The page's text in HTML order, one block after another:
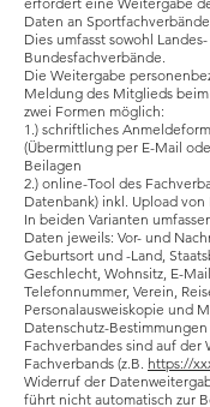
Daten an
Dies umfasst sowohl Landes-
Bundesfachverbände.
Die Weitergabe
Meldung des Mitglieds
zwei Formen möglich:
1.) schriftliches
(Übermittlung per E-Mail
Beilagen
2.) online-Tool des
Datenbank) inkl. Upload von
In beiden Varianten
Daten jeweils: Vor- und
Geburtsort und -Land,
Geschlecht, Wohnsitz, E-
Telefonnummer, Verein,
Personalausweiskopie und
Datenschutz-
Fachverbandes sind auf der
Fachverbands (z.B. https://
Widerruf der
führt nicht automatisch zur